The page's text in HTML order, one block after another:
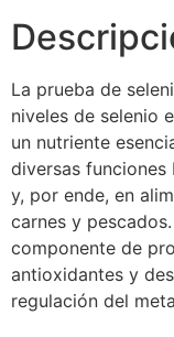
La prueba de
niveles de selenio
un nutriente
diversas funciones
y, por ende, en
carnes y
componente de
antioxidantes y
regulación del